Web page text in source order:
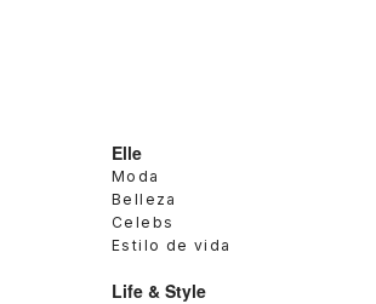
Elle
Moda
Belleza
Celebs
Estilo de vida
Life & Style